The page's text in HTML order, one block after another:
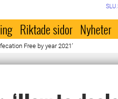
Riktade sidor Nyheter
Free by year 2021’